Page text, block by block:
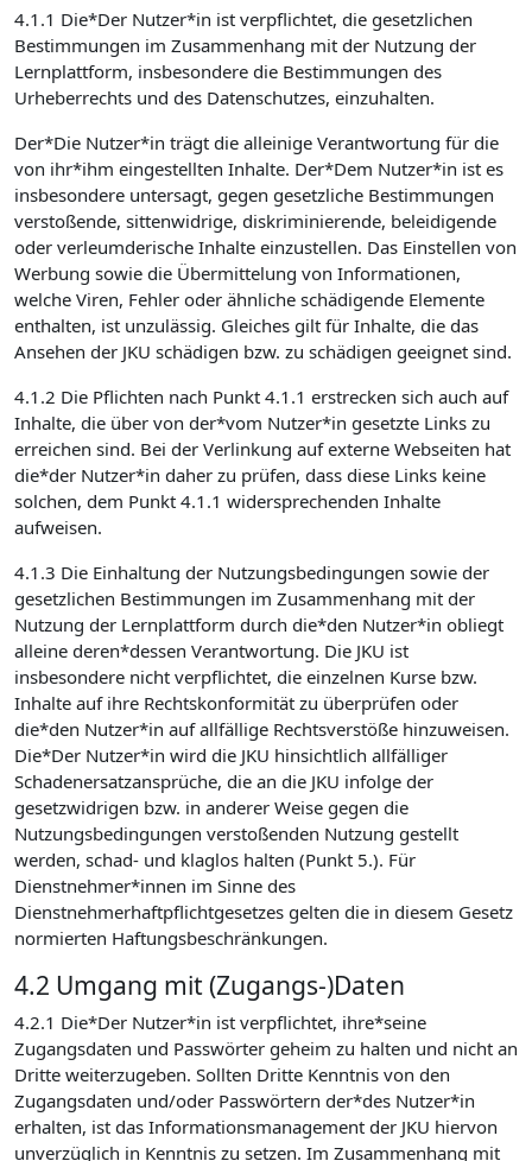
4.1.1 Die*Der Nutzer*in ist verpflichtet, die gesetzlichen
Bestimmungen im Zusammenhang mit der Nutzung der
Lernplattform, insbesondere die Bestimmungen des
Urheberrechts und des Datenschutzes, einzuhalten.
Der*Die Nutzer*in trägt die alleinige Verantwortung für die
von ihr*ihm eingestellten Inhalte. Der*Dem Nutzer*in ist es
insbesondere untersagt, gegen gesetzliche Bestimmungen
verstoßende, sittenwidrige, diskriminierende, beleidigende
oder verleumderische Inhalte einzustellen. Das Einstellen von
Werbung sowie die Übermittelung von Informationen,
welche Viren, Fehler oder ähnliche schädigende Elemente
enthalten, ist unzulässig. Gleiches gilt für Inhalte, die das
Ansehen der JKU schädigen bzw. zu schädigen geeignet sind.
4.1.2 Die Pflichten nach Punkt 4.1.1 erstrecken sich auch auf
Inhalte, die über von der*vom Nutzer*in gesetzte Links zu
erreichen sind. Bei der Verlinkung auf externe Webseiten hat
die*der Nutzer*in daher zu prüfen, dass diese Links keine
solchen, dem Punkt 4.1.1 widersprechenden Inhalte
aufweisen.
4.1.3 Die Einhaltung der Nutzungsbedingungen sowie der
gesetzlichen Bestimmungen im Zusammenhang mit der
Nutzung der Lernplattform durch die*den Nutzer*in obliegt
alleine deren*dessen Verantwortung. Die JKU ist
insbesondere nicht verpflichtet, die einzelnen Kurse bzw.
Inhalte auf ihre Rechtskonformität zu überprüfen oder
die*den Nutzer*in auf allfällige Rechtsverstöße hinzuweisen.
Die*Der Nutzer*in wird die JKU hinsichtlich allfälliger
Schadenersatzansprüche, die an die JKU infolge der
gesetzwidrigen bzw. in anderer Weise gegen die
Nutzungsbedingungen verstoßenden Nutzung gestellt
werden, schad- und klaglos halten (Punkt 5.). Für
Dienstnehmer*innen im Sinne des
Dienstnehmerhaftpflichtgesetzes gelten die in diesem Gesetz
normierten Haftungsbeschränkungen.
4.2 Umgang mit (Zugangs-)Daten
4.2.1 Die*Der Nutzer*in ist verpflichtet, ihre*seine
Zugangsdaten und Passwörter geheim zu halten und nicht an
Dritte weiterzugeben. Sollten Dritte Kenntnis von den
Zugangsdaten und/oder Passwörtern der*des Nutzer*in
erhalten, ist das Informationsmanagement der JKU hiervon
unverzüglich in Kenntnis zu setzen. Im Zusammenhang mit